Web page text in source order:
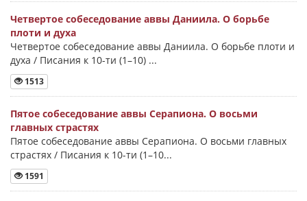
Четвертое собеседование аввы Даниила. О борьбе
плоти и духа
Четвертое собеседование аввы Даниила. О борьбе плоти и
духа / Писания к 10-ти (1–10) ...
1513
Пятое собеседование аввы Серапиона. О восьми
главных страстях
Пятое собеседование аввы Серапиона. О восьми главных
страстях / Писания к 10-ти (1–10...
1591